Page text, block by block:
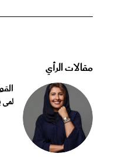
مقالات الرأي
لمى